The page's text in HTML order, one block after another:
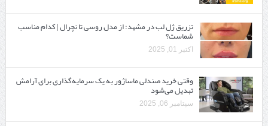
تزریق ژل لب در مشهد: از مدل روسی تا نچرال | کدام مناسب
شماست؟
اکتبر 01, 2025
وقتی خرید صندلی ماساژور به یک سرمایه‌گذاری برای آرامش
تبدیل می‌شود
سپتامبر 06, 2025